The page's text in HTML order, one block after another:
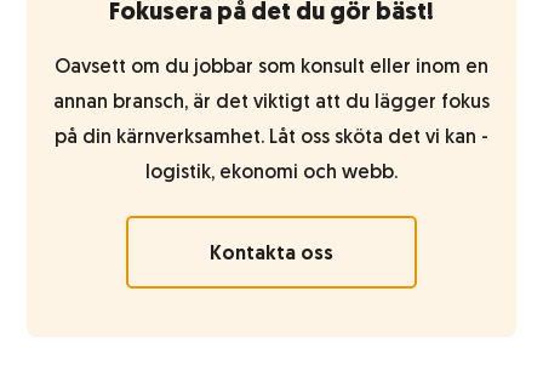
Fokusera på det du gör bäst!
Oavsett om du jobbar som konsult eller inom en
annan bransch, är det viktigt att du lägger fokus
på din kärnverksamhet. Låt oss sköta det vi kan -
logistik, ekonomi och webb.
Kontakta oss